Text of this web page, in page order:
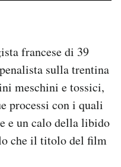
francese di 39
sulla trentina
meschini e tossici,
processi con i quali
e un calo della libido
che il titolo del film